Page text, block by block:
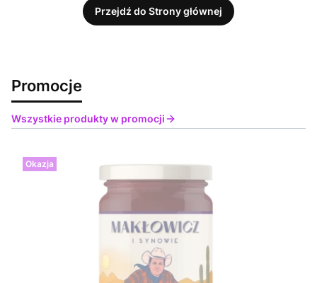
Przejdź do Strony głównej
Promocje
Wszystkie produkty w promocji
Okazja